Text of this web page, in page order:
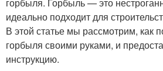
идеально подходит для
В этой статье мы рассмотрим, как
горбыля своими руками, и
инструкцию.